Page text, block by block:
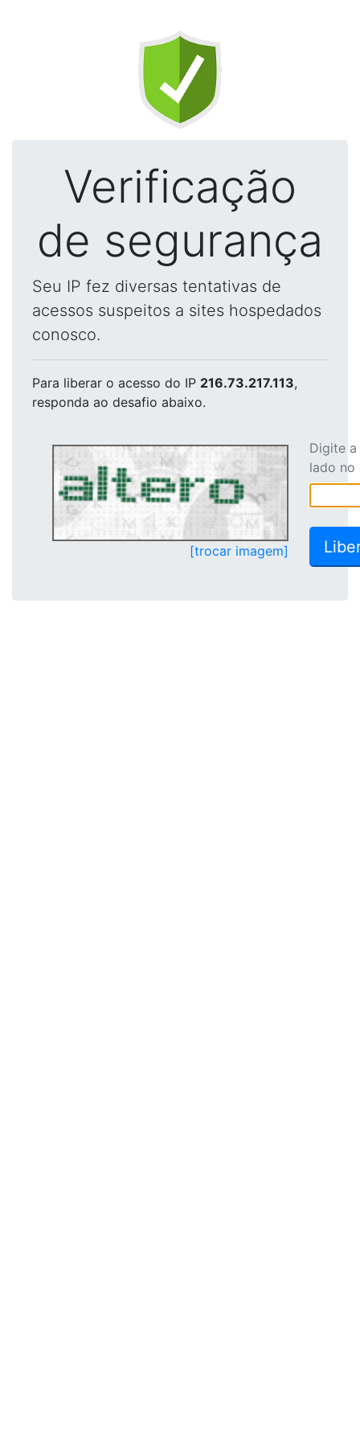
Verificação
de segurança
Seu IP fez diversas tentativas de
acessos suspeitos a sites hospedados
conosco.
Para liberar o acesso do IP 216.73.217.113,
responda ao desafio abaixo.
[trocar imagem]
Digite
lado no